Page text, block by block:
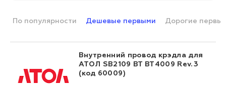
По популярности Дешевые первыми Дорогие
Внутренний провод крэдла для
АТОЛ SB2109 BT BT4009 Rev.3
(код 60009)